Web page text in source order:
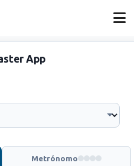
App
Metrónomo